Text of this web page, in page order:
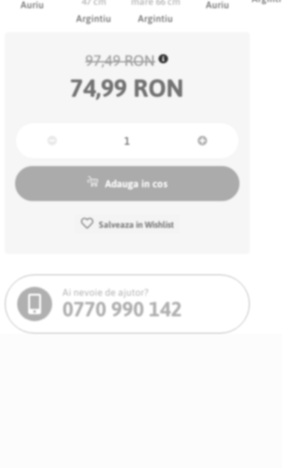
Auriu
Argintiu
Argintiu
Auriu
97,49 RON
74,99 RON
Adauga in cos
Salveaza in Wishlist
Ai nevoie de ajutor?
0770 990 142